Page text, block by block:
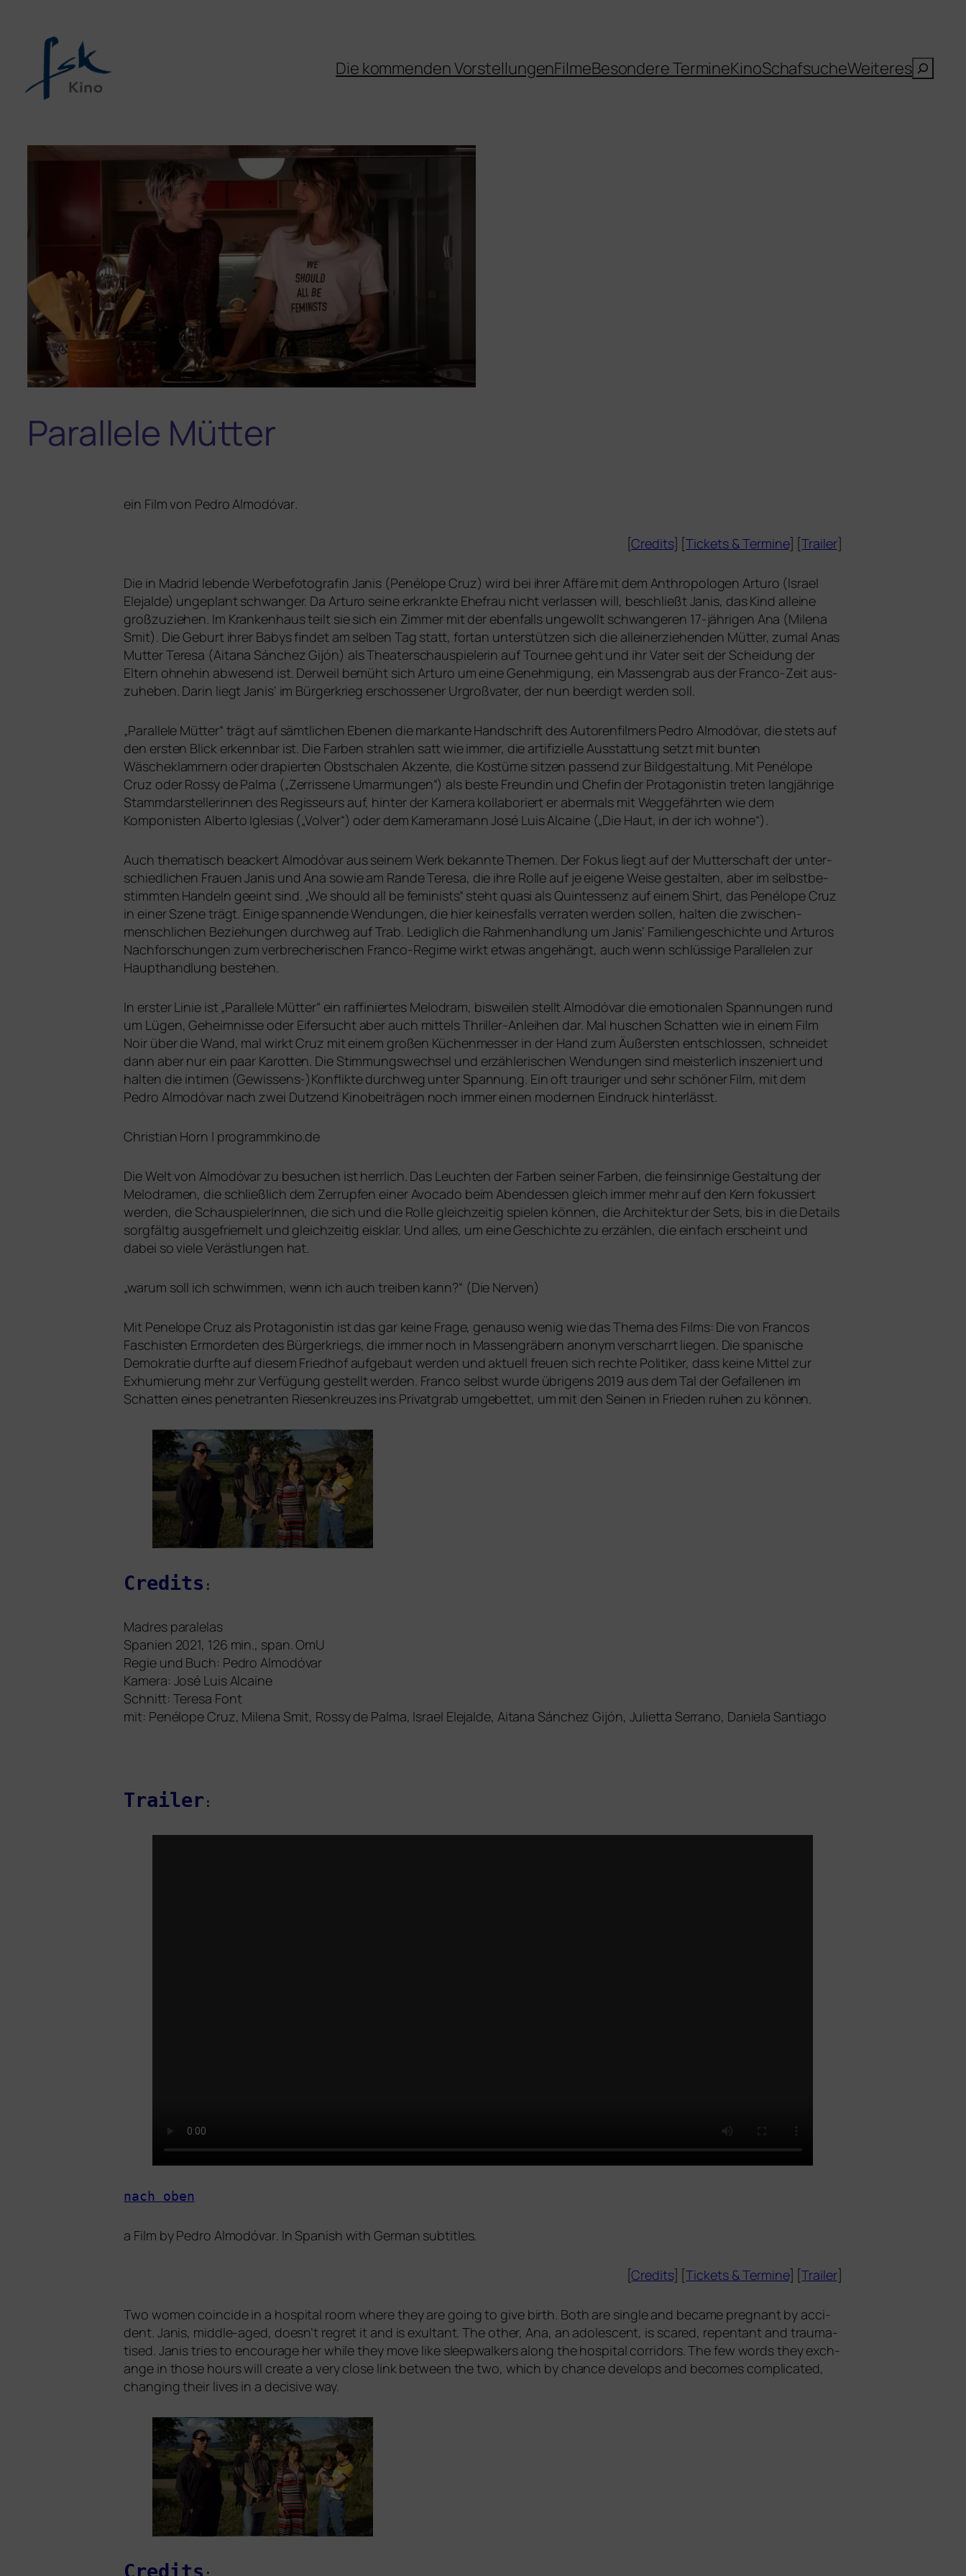
Die kommenden VorstellungenFilmeBesondere TermineKinoSchafsucheWeiteresSuchen
Parallele Mütter
ein Film von Pedro Almodóvar.
[Credits] [Tickets &Termine] [Trailer]
Die in Madrid leben­de Werbefotografin Janis (Penélope Cruz) wird bei ihrer Affäre mit dem Anthropologen Arturo (Israel
Elejalde) unge­plant schwan­ger. Da Arturo sei­ne erkrank­te Ehefrau nicht ver­las­sen will, beschließt Janis, das Kind allei­ne
groß­zu­zie­hen. Im Krankenhaus teilt sie sich ein Zimmer mit der eben­falls unge­wollt schwan­ge­ren 17-jäh­ri­gen Ana (Milena
Smit). Die Geburt ihrer Babys fin­det am sel­ben Tag statt, fort­an unter­stüt­zen sich die allein­er­zie­hen­den Mütter, zumal Anas
Mutter Teresa (Aitana Sánchez Gijón) als Theaterschauspielerin auf Tournee geht und ihr Vater seit der Scheidung der
Eltern ohne­hin abwe­send ist. Derweil bemüht sich Arturo um eine Genehmigung, ein Massengrab aus der Franco-Zeit aus­
zu­he­ben. Darin liegt Janis‘ im Bürgerkrieg erschos­se­ner Urgroßvater, der nun beer­digt wer­den soll.
„Parallele Mütter“ trägt auf sämt­li­chen Ebenen die mar­kan­te Handschrift des Autorenfilmers Pedro Almodóvar, die stets auf
den ers­ten Blick erkenn­bar ist. Die Farben strah­len satt wie immer, die arti­fi­zi­el­le Ausstattung setzt mit bun­ten
Wäscheklammern oder dra­pier­ten Obstschalen Akzente, die Kostüme sit­zen pas­send zur Bildgestaltung. Mit Penélope
Cruz oder Rossy de Palma („Zerrissene Umarmungen“) als bes­te Freundin und Chefin der Protagonistin tre­ten lang­jäh­ri­ge
Stammdarstellerinnen des Regisseurs auf, hin­ter der Kamera kol­la­bo­riert er aber­mals mit Weggefährten wie dem
Komponisten Alberto Iglesias („Volver“) oder dem Kameramann José Luis Alcaine („Die Haut, in der ich wohne“).
Auch the­ma­tisch beackert Almodóvar aus sei­nem Werk bekann­te Themen. Der Fokus liegt auf der Mutterschaft der unter­
schied­li­chen Frauen Janis und Ana sowie am Rande Teresa, die ihre Rolle auf je eige­ne Weise gestal­ten, aber im selbst­be­
stimm­ten Handeln geeint sind. „We should all be femi­nists“ steht qua­si als Quintessenz auf einem Shirt, das Penélope Cruz
in einer Szene trägt. Einige span­nen­de Wendungen, die hier kei­nes­falls ver­ra­ten wer­den sol­len, hal­ten die zwi­schen­
mensch­li­chen Beziehungen durch­weg auf Trab. Lediglich die Rahmenhandlung um Janis‘ Familiengeschichte und Arturos
Nachforschungen zum ver­bre­che­ri­schen Franco-Regime wirkt etwas ange­hängt, auch wenn schlüs­si­ge Parallelen zur
Haupthandlung bestehen.
In ers­ter Linie ist „Parallele Mütter“ ein raf­fi­nier­tes Melodram, bis­wei­len stellt Almodóvar die emo­tio­na­len Spannungen rund
um Lügen, Geheimnisse oder Eifersucht aber auch mit­tels Thriller-Anleihen dar. Mal huschen Schatten wie in einem Film
Noir über die Wand, mal wirkt Cruz mit einem gro­ßen Küchenmesser in der Hand zum Äußersten ent­schlos­sen, schnei­det
dann aber nur ein paar Karotten. Die Stimmungswechsel und erzäh­le­ri­schen Wendungen sind meis­ter­lich insze­niert und
hal­ten die inti­men (Gewissens-)Konflikte durch­weg unter Spannung. Ein oft trau­ri­ger und sehr schö­ner Film, mit dem
Pedro Almodóvar nach zwei Dutzend Kinobeiträgen noch immer einen moder­nen Eindruck hinterlässt.
Christian Horn | programmkino.de
Die Welt von Almodóvar zu besu­chen ist herr­lich. Das Leuchten der Farben sei­ner Farben, die fein­sin­ni­ge Gestaltung der
Melodramen, die schließ­lich dem Zerrupfen einer Avocado beim Abendessen gleich immer mehr auf den Kern fokus­siert
wer­den, die SchauspielerInnen, die sich und die Rolle gleich­zei­tig spie­len kön­nen, die Architektur der Sets, bis in die Details
sorg­fäl­tig aus­ge­frie­melt und gleich­zei­tig eis­klar. Und alles, um eine Geschichte zu erzäh­len, die ein­fach erscheint und
dabei so vie­le Verästlungen hat.
„war­um soll ich schwim­men, wenn ich auch trei­ben kann?“ (Die Nerven)
Mit Penelope Cruz als Protagonistin ist das gar kei­ne Frage, genau­so wenig wie das Thema des Films: Die von Francos
Faschisten Ermordeten des Bürgerkriegs, die immer noch in Massengräbern anonym ver­scharrt lie­gen. Die spa­ni­sche
Demokratie durf­te auf die­sem Friedhof auf­ge­baut wer­den und aktu­ell freu­en sich rech­te Politiker, dass kei­ne Mittel zur
Exhumierung mehr zur Verfügung gestellt wer­den. Franco selbst wur­de übri­gens 2019 aus demTal der Gefallenen im
Schatten eines pene­tran­ten Riesenkreuzes ins Privatgrab umge­bet­tet, um mit den Seinen in Frieden ruhen zu können.
Credits :
Madres parale­las
Spanien 2021, 126 min., span. OmU
Regie und Buch: Pedro Almodóvar
Kamera: José Luis Alcaine
Schnitt: Teresa Font
mit: Penélope Cruz, Milena Smit, Rossy de Palma, Israel Elejalde, Aitana Sánchez Gijón, Julietta Serrano, Daniela Santiago
Trailer :
nach oben
a Film byPedro Almodóvar. In Spanish with German subtitles.
[Credits] [Tickets &Termine] [Trailer]
Two women coin­ci­de in a hos­pi­tal room whe­re they are going to give birth. Both are sin­gle and beca­me pregnant by acci­
dent. Janis, midd­le-aged, doesn’t reg­ret it and is exul­tant. The other, Ana, an ado­le­s­cent, is scared, rep­en­tant and trau­ma­
tis­ed. Janis tri­es to encou­ra­ge her while they move like sleep­wal­kers along the hos­pi­tal cor­ri­dors. The few words they exch­
an­ge in tho­se hours will crea­te a very clo­se link bet­ween the two, which by chan­ce deve­lo­ps and beco­mes com­pli­ca­ted,
chan­ging their lives in a decisi­ve way.
Credits